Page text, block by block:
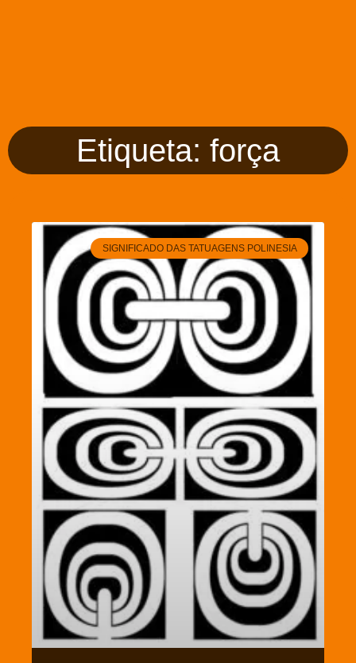
Etiqueta: força
SIGNIFICADO DAS TATUAGENS POLINESIA